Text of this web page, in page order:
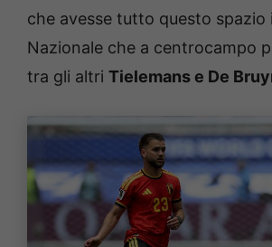
che avesse tutto questo spazio
Nazionale che a centrocampo
tra gli altri Tielemans e De